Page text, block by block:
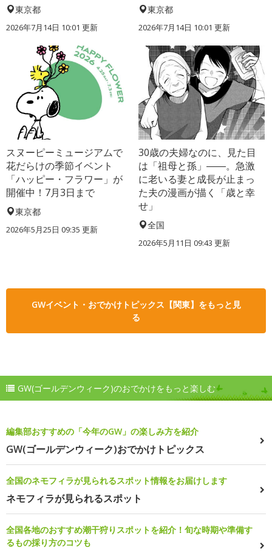
東京都
2026年7月14日 10:01 更新
東京都
2026年7月14日 10:01 更新
スヌーピーミュージアムで
花だらけの季節イベント
「ハッピー・フラワー」が
開催中！7月3日まで
東京都
2026年5月25日 09:35 更新
30歳の夫婦なのに、見た目
は「祖母と孫」――。急激
に老いる妻と成長が止まっ
た夫の漫画が描く「歳と幸
せ」
全国
2026年5月11日 09:43 更新
GWイベント・おでかけトピックス【関東】をもっと見
る
GW(ゴールデンウィーク)のおでかけをもっと楽しむ
編集部おすすめの「今年のGW」の楽しみ方を紹介
GW(ゴールデンウィーク)おでかけトピックス
全国のネモフィラが見られるスポット情報をお届けします
ネモフィラが見られるスポット
全国各地のおすすめ潮干狩りスポットを紹介！旬な時期や準備す
るもの採り方のコツも